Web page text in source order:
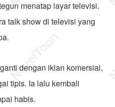
menatap layar televisi.
talk show di televisi yang
dengan iklan komersial,
tipis. Ia lalu kembali
habis.